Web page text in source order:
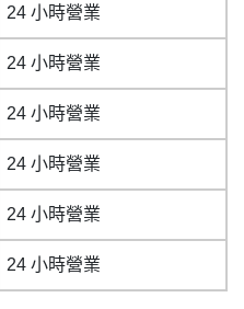
24 小時營業
24 小時營業
24 小時營業
24 小時營業
24 小時營業
24 小時營業